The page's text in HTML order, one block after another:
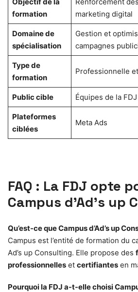
formation
marketing digital
Domaine de
spécialisation
Gestion et
campagnes
Type de
formation
Professionnelle
Public cible Équipes de la FDJ
Plateformes
ciblées
Meta Ads
FAQ : La FDJ opte
Campus d’Ad’s up
Qu’est-ce que Campus d’Ad’s up
Campus est l’entité de formation du
Ad’s up Consulting. Elle propose des
professionnelles et certifiantes en
Pourquoi la FDJ a-t-elle choisi